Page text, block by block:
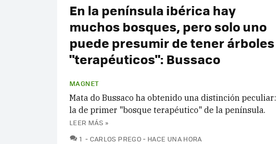
En la península ibérica hay
muchos bosques, pero solo uno
puede presumir de tener árboles
"terapéuticos": Bussaco
MAGNET
Mata do Bussaco ha obtenido una distinción peculiar:
la de primer "bosque terapéutico" de la península.
LEER MÁS »
1 COMENTARIOS
CARLOS PREGO HACE UNA HORA